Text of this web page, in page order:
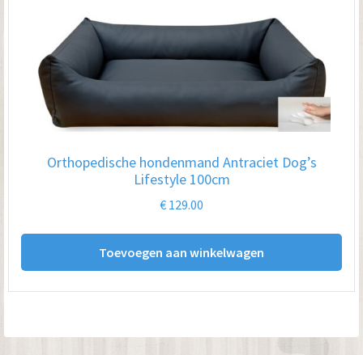
Orthopedische hondenmand Antraciet Dog’s
Lifestyle 100cm
€ 129.00
Toevoegen aan winkelwagen